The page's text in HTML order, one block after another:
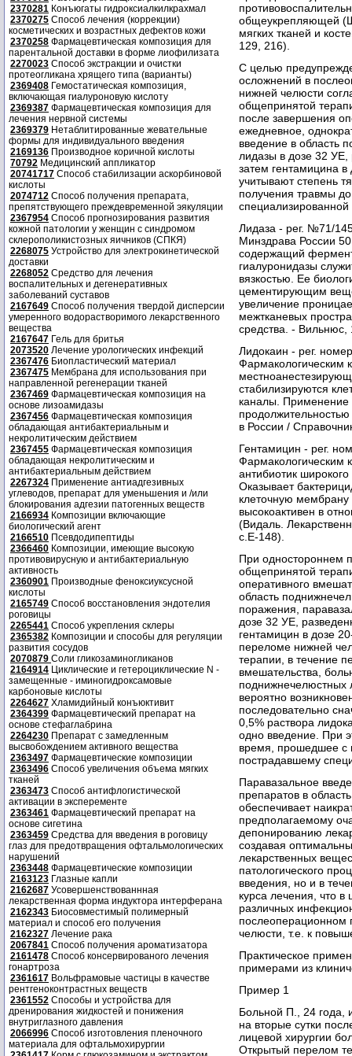
2370281 Конъюгаты гидроксиалкилкрахмал
2370275 Способ лечения (коррекции)
косметических и возрастных дефектов кожи
2370258 Фармацевтическая композиция для
парентальной доставки в форме лиофилизата
2270023 Способ экстракции и очистки
протеогликана хрящего типа (варианты)
2369408 Гемостатическая композиция,
включающая гиалуроновую кислоту
2369387 Фармацевтическая композиция для
лечения нервной системы
2369379 Нетаблитированные жевательные
формы для индивидуального введения
2169136 Производное коричной кислоты
70792 Медицинский аппликатор
20741717 Способ стабилизации аскорбиновой
кислоты
2074712 Способ получения препарата,
препятствующего преждевременной эякуляции
2367954 Способ прогнозирования развития
кожной патологии у женщин с синдромом
склерополикистозных яичников (СПКЯ)
2268075 Устройство для электрокинетической
доставки
2268052 Средство для лечения
воспалительных и дегенеративных
заболеваний суставов
2167649 Способ получения твердой дисперсии
умеренного водорастворимого лекарственного
вещества
2167647 Гель для бритья
2073520 Лечение урологических инфекций
2367476 Биопластический материал
2367475 Мембрана для использования при
направленной регенерации тканей
2367469 Фармацевтическая композиция на
основе лизоамидазы
2367456 Фармацевтическая композиция
обладающая антибактериальным и
некролитическим действием
2367455 Фармацевтическая композиция
обладающая некролитическим и
антибактериальным действием
2267324 Применение антиадгезивных
углеводов, препарат для уменьшения и /или
блокирования адгезии патогенных веществ
2166934 Композиции включающие
биологический агент
2166510 Псевдодипептиды
2366460 Композиции, имеющие высокую
противовирусную и антибактериальную
активность
2360901 Производные феноксиуксусной
кислоты
2165749 Способ восстановления эндотелия
роговицы
2265441 Способ укрепления склеры
2365382 Композиции и способы для регуляции
развития сосудов
2070879 Соли гликозаминогликанов
2164914 Циклические и гетероциклические N -
замещенные - иминогидроксамовые
карбоновые кислоты
2264627 Хламидийный конъюктивит
2364399 Фармацевтический препарат на
основе стефаглабрина
2264230 Препарат с замедленным
высвобождением активного вещества
2363497 Фармацевтические композиции
2363496 Способ увеличения объема мягких
тканей
2363473 Способ антифлогистической
активации в эксперементе
2363461 Фармацевтический препарат на
основе сигетина
2363459 Средства для введения в роговицу
глаз для предотвращения офтальмологических
нарушений
2363448 Фармацевтические композиции
2163123 Глазные капли
2162687 Усовершенствованнная
лекарственная форма индуктора интерферана
2162343 Биосовместимый полимерный
материал и способ его получения
2162327 Лечение рака
2067841 Способ получения ароматизатора
2161478 Способ консервированого лечения
гонартроза
2361617 Вольфрамовые частицы в качестве
рентгеноконтрастных веществ
2361552 Способы и устройства для
дренирования жидкостей и понижения
внутриглазного давления
2066996 Способ изготовления пленочного
материала для офтальмохирургии
общеукрепляющей
мягких тканей и
129, 216).
С целью
осложнений в
нижней челюсти
общепринятой
после завершения
ежедневное,
введение в область
лидазы в дозе 32 УЕ,
затем гентамицина
учитывают степень
получения травмы
Лидаза - рег. №71/
Минздрава России
содержащий
гиалуронидазы
вязкостью. Ее
цементирующим
увеличение
межтканевых
средства. - Вильнюс,
Лидокаин - рег.
Фармакологическим
стабилизируются
каналы. Применение
в России /
Гентамицин - рег.
Фармакологическим
антибиотик
Оказывает
клеточную мембрану
высокоактивен в
(Видаль.
с.Е-148).
При одностороннем
общепринятой
оперативного
область
поражения,
дозе 32 УЕ,
гентамицин в дозе
переломе нижней
терапии, в течение
вмешательства,
поднижнечелюстных
вероятно
последовательно
0,5% раствора
одно введение. При
время, прошедшее с
пострадавшему
Паравазальное
препаратов в
обеспечивает
предполагаемому
депонированию
создавая
лекарственных
патологического
введения, но и в
курса лечения, что
различных
послеоперационном
челюсти, т.е. к
Практическое
примерами из
Пример 1
Больной П., 24 года,
на вторые сутки
лицевой хирургии
Открытый перелом